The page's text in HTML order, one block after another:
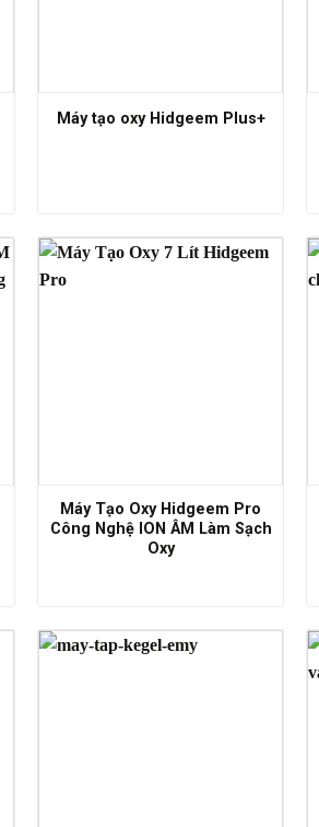
Máy tạo oxy Hidgeem Plus+
Máy Tạo Oxy Hidgeem Pro
Công Nghệ ION ÂM Làm Sạch
Oxy